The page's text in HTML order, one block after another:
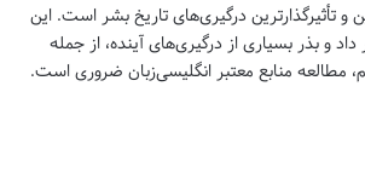
تأثیرگذارترین درگیری‌های تاریخ بشر است. این
و بذر بسیاری از درگیری‌های آینده، از جمله
مطالعه منابع معتبر انگلیسی‌زبان ضروری است.